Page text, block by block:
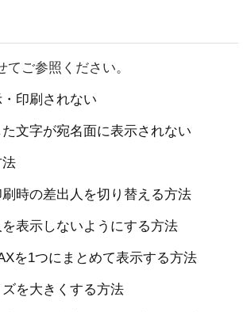
てご参照ください。
印刷されない
文字が宛名面に表示されない
時の差出人を切り替える方法
表示しないようにする方法
を1つにまとめて表示する方法
を大きくする方法